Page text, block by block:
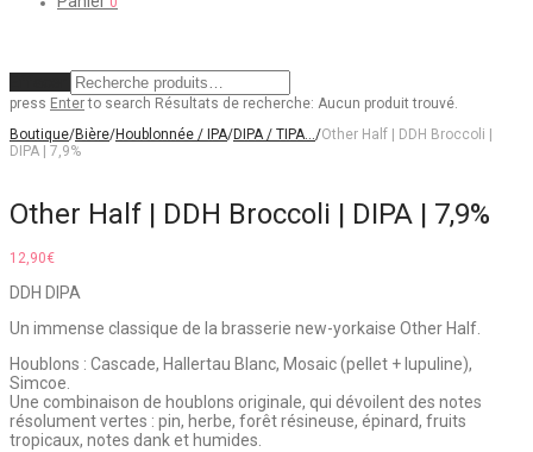
press Enterto search Résultats de recherche: Aucun produit trouvé.
Boutique/Bière/Houblonnée / IPA/DIPA / TIPA…/Other Half | DDH Broccoli |
DIPA | 7,9%
Other Half | DDH Broccoli | DIPA | 7,9%
12,90€
DDH DIPA
Un immense classique de la brasserie new-yorkaise Other Half.
Houblons : Cascade, Hallertau Blanc, Mosaic (pellet + lupuline),
Simcoe.
Une combinaison de houblons originale, qui dévoilent des notes
résolument vertes : pin, herbe, forêt résineuse, épinard, fruits
tropicaux, notes dank et humides.